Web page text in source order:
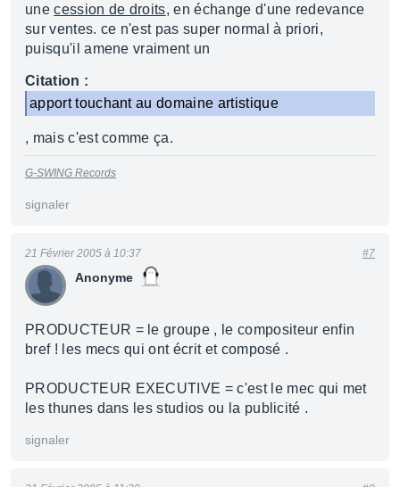
unecession de droits, en échange d'une redevance
sur ventes. ce n'est pas super normal à priori,
puisqu'il amene vraiment un
Citation :
apport touchant au domaine artistique
, mais c'est comme ça.
G-SWING Records
signaler
Anonyme
21 Février 2005 à 10:37 #7
PRODUCTEUR = le groupe , le compositeur enfin
bref ! les mecs qui ont écrit et composé .
PRODUCTEUR EXECUTIVE = c'est le mec qui met
les thunes dans les studios ou la publicité .
signaler